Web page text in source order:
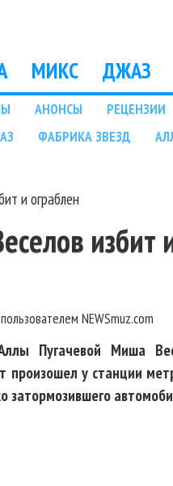
МИКС ДЖАЗ
АНОНСЫ РЕЦЕНЗИИ
ФАБРИКА ЗВЕЗД
и ограблен
избит
пользователем NEWSmuz.com
Пугачевой Миша
произошел у станции
затормозившего